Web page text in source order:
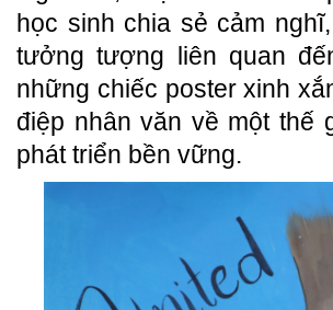
học sinh chia sẻ cảm
tưởng tượng liên quan
những chiếc poster xinh
điệp nhân văn về một thế
phát triển bền vững.